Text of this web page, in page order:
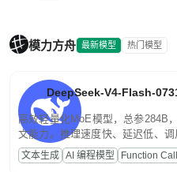
模力方舟 最新模型 热门模型
DeepSeek-V4-Flash-
高效轻量化MoE模型，总参284B
文能力。推理速度快、延迟低、
高并发、轻量化任务，适合日常
文案处理等普惠刚需场景。
文本生成 AI 编程模型 Function